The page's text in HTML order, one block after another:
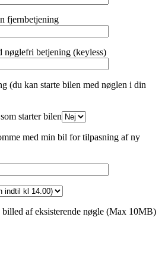
fjernbetjening
nøglefri betjening (keyless)
(du kan starte bilen med nøglen i din
starter bilen
med min bil for tilpasning af ny
af eksisterende nøgle (Max 10MB)